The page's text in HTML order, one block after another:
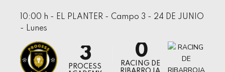
10:00 h - EL PLANTER - Campo 3 - 24 DE JUNIO
- Lunes
1
3
PROCESS
8
0
RACING DE